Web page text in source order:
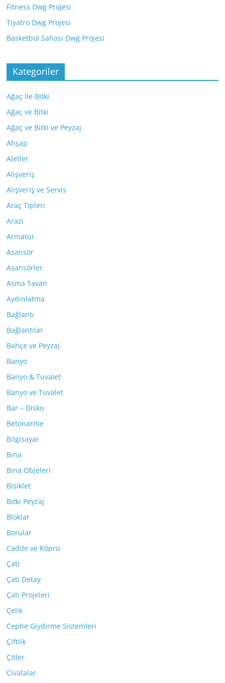
Fitness Dwg Projesi
Tiyatro Dwg Projesi
Basketbol Sahası Dwg Projesi
Kategoriler
Ağaç ile Bitki
Ağaç ve Bitki
Ağaç ve Bitki ve Peyzaj
Ahşap
Aletler
Alışveriş
Alışveriş ve Servis
Araç Tipleri
Arazi
Armatür
Asansör
Asansörler
Asma Tavan
Aydınlatma
Bağlantı
Bağlantılar
Bahçe ve Peyzaj
Banyo
Banyo & Tuvalet
Banyo ve Tuvalet
Bar – Disko
Betonarme
Bilgisayar
Bina
Bina Objeleri
Bisiklet
Bitki Peyzaj
Bloklar
Borular
Cadde ve Köprü
Çatı
Çatı Detay
Çatı Projeleri
Çelik
Cephe Giydirme Sistemleri
Çiftlik
Çitler
Civatalar